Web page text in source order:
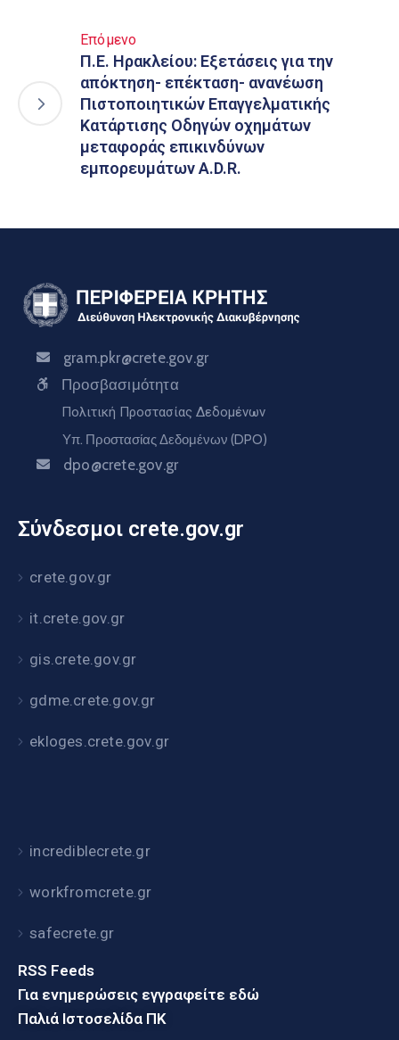
Επόμενο
Π.Ε. Ηρακλείου: Εξετάσεις για την
απόκτηση- επέκταση- ανανέωση
Πιστοποιητικών Επαγγελματικής
Κατάρτισης Οδηγών οχημάτων
μεταφοράς επικινδύνων
εμπορευμάτων A.D.R.
gram.pkr@crete.gov.gr
Προσβασιμότητα
Πολιτική Προστασίας Δεδομένων
Υπ. Προστασίας Δεδομένων (DPO)
dpo@crete.gov.gr
Σύνδεσμοι crete.gov.gr
crete.gov.gr
it.crete.gov.gr
gis.crete.gov.gr
gdme.crete.gov.gr
ekloges.crete.gov.gr
incrediblecrete.gr
workfromcrete.gr
safecrete.gr
RSS Feeds
Για ενημερώσεις εγγραφείτε εδώ
Παλιά Ιστοσελίδα ΠΚ